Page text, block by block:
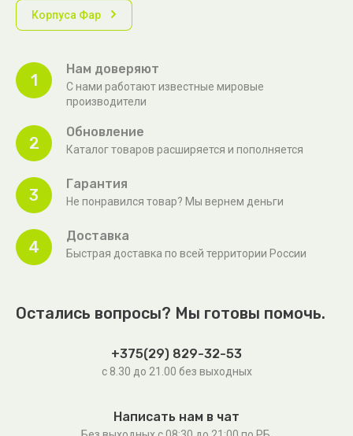
Корпуса Фар
1
Нам доверяют
С нами работают известные мировые
производители
2
Обновление
Каталог товаров расширяется и пополняется
3
Гарантия
Не понравился товар? Мы вернем деньги
4
Доставка
Быстрая доставка по всей территории России
Остались вопросы? Мы готовы помочь.
+375(29) 829-32-53
с 8.30 до 21.00 без выходных
Написать нам в чат